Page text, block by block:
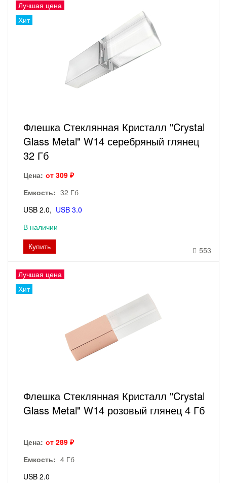
Лучшая цена
Хит
Флешка Стеклянная Кристалл "Crystal
Glass Metal" W14 серебряный глянец
32 Гб
Цена: от 309 ₽
Емкость: 32 Гб
USB 2.0
USB 3.0
В наличии
Купить
553
Лучшая цена
Хит
Флешка Стеклянная Кристалл "Crystal
Glass Metal" W14 розовый глянец 4 Гб
Цена: от 289 ₽
Емкость: 4 Гб
USB 2.0